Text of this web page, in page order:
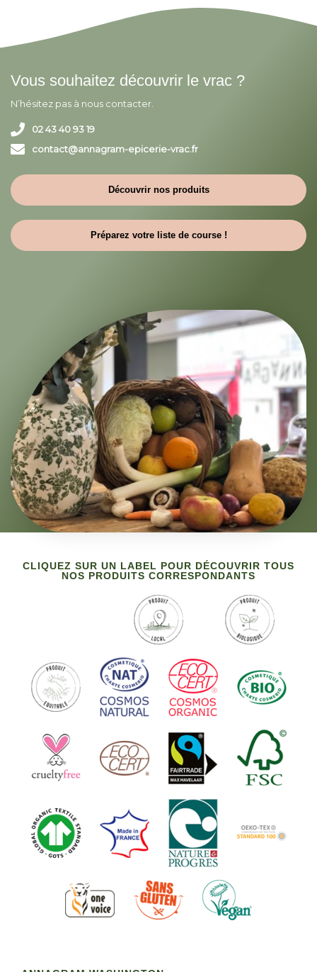
Vous souhaitez découvrir le vrac ?
N’hésitez pas à nous contacter.
02 43 40 93 19
contact@annagram-epicerie-vrac.fr
Découvrir nos produits
Préparez votre liste de course !
CLIQUEZ SUR UN LABEL POUR DÉCOUVRIR TOUS
NOS PRODUITS CORRESPONDANTS